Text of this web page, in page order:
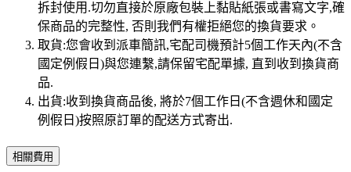
拆封使用.切勿直接於原廠包裝上黏貼紙張或書寫文字,確
保商品的完整性, 否則我們有權拒絕您的換貨要求。
取貨:您會收到派車簡訊,宅配司機預計5個工作天內(不含
國定例假日)與您連繫,請保留宅配單據, 直到收到換貨商
品.
出貨:收到換貨商品後, 將於7個工作日(不含週休和國定
例假日)按照原訂單的配送方式寄出.
相關費用